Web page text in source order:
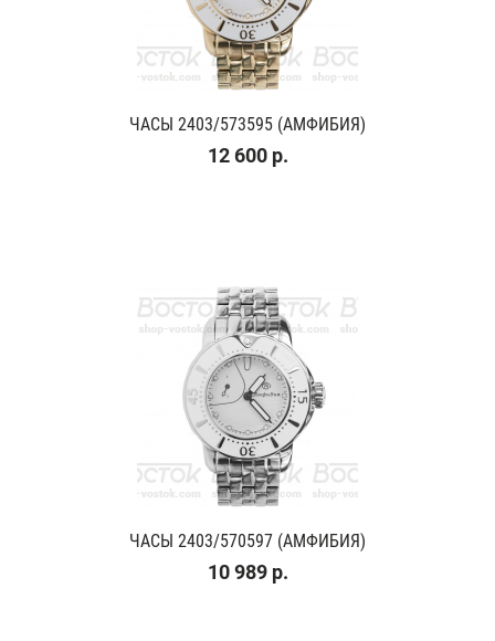
ЧАСЫ 2403/573595 (АМФИБИЯ)
12 600 р.
ЧАСЫ 2403/570597 (АМФИБИЯ)
10 989 р.